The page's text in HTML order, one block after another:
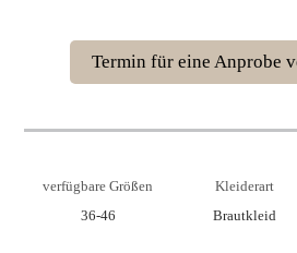
Termin für eine Anprobe
verfügbare Größen
36-46
Kleiderart
Brautkleid